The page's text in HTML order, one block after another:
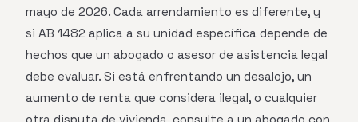
mayo de 2026. Cada arrendamiento es diferente, y
si AB 1482 aplica a su unidad específica depende de
hechos que un abogado o asesor de asistencia legal
debe evaluar. Si está enfrentando un desalojo, un
aumento de renta que considera ilegal, o cualquier